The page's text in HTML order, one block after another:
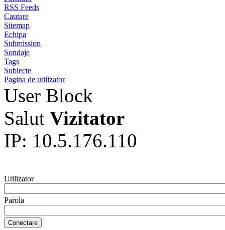
RSS Feeds
Cautare
Sitemap
Echipa
Submission
Sondaje
Tags
Subiecte
Pagina de utilizator
User Block
Salut Vizitator
IP: 10.5.176.110
Utilizator
Parola